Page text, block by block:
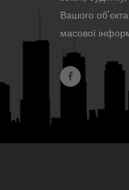
Вашого
масової